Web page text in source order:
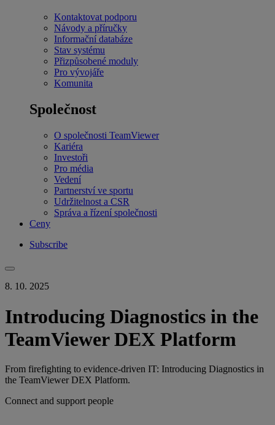
Kontaktovat podporu
Návody a příručky
Informační databáze
Stav systému
Přizpůsobené moduly
Pro vývojáře
Komunita
Společnost
O společnosti TeamViewer
Kariéra
Investoři
Pro média
Vedení
Partnerství ve sportu
Udržitelnost a CSR
Správa a řízení společnosti
Ceny
Subscribe
8. 10. 2025
Introducing Diagnostics in the
TeamViewer DEX Platform
From firefighting to evidence-driven IT: Introducing Diagnostics in
the TeamViewer DEX Platform.
Connect and support people